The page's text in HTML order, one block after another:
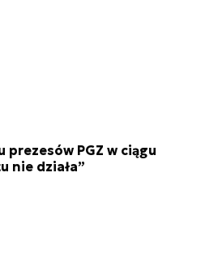
prezesów PGZ w ciągu
nie działa”